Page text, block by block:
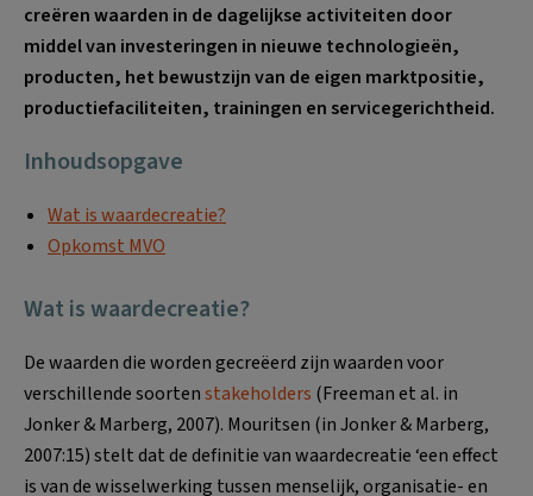
creëren waarden in de dagelijkse activiteiten door
middel van investeringen in nieuwe technologieën,
producten, het bewustzijn van de eigen marktpositie,
productiefaciliteiten, trainingen en servicegerichtheid.
Inhoudsopgave
Wat is waardecreatie?
Opkomst MVO
Wat is waardecreatie?
De waarden die worden gecreëerd zijn waarden voor
verschillende soortenstakeholders (Freeman et al. in
Jonker & Marberg, 2007). Mouritsen (in Jonker & Marberg,
2007:15) stelt dat de definitie van waardecreatie ‘een effect
is van de wisselwerking tussen menselijk, organisatie- en